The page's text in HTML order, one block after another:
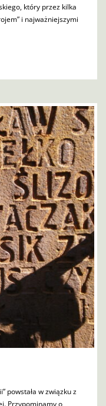
który przez kilka
i najważniejszymi
powstała w związku z